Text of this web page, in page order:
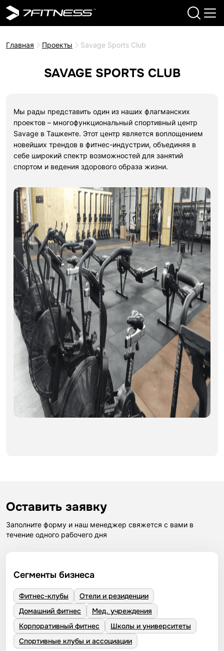
Главная Проекты Savage Sports Club
SAVAGE SPORTS CLUB
Мы рады представить один из наших флагманских
проектов – многофункциональный спортивный центр
Savage в Ташкенте. Этот центр является воплощением
новейших трендов в фитнес-индустрии, объединяя в
себе широкий спектр возможностей для занятий
спортом и ведения здорового образа жизни.
Оставить заявку
Заполните форму и наш менеджер свяжется с вами в
течение одного рабочего дня
Сегменты бизнеса
Фитнес-клубы
Отели и резиденции
Домашний фитнес
Мед. учреждения
Корпоративный фитнес
Школы и университеты
Спортивные клубы и ассоциации